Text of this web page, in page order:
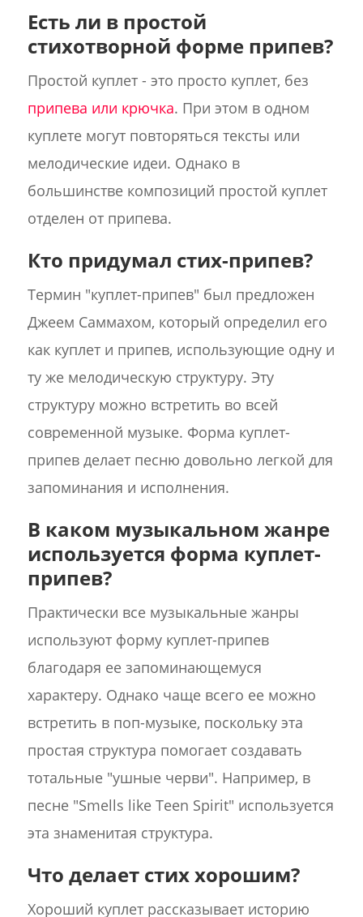
Есть ли в простой
стихотворной форме припев?
Простой куплет - это просто куплет, без
припева или крючка. При этом в одном
куплете могут повторяться тексты или
мелодические идеи. Однако в
большинстве композиций простой куплет
отделен от припева.
Кто придумал стих-припев?
Термин "куплет-припев" был предложен
Джеем Саммахом, который определил его
как куплет и припев, использующие одну и
ту же мелодическую структуру. Эту
структуру можно встретить во всей
современной музыке. Форма куплет-
припев делает песню довольно легкой для
запоминания и исполнения.
В каком музыкальном жанре
используется форма куплет-
припев?
Практически все музыкальные жанры
используют форму куплет-припев
благодаря ее запоминающемуся
характеру. Однако чаще всего ее можно
встретить в поп-музыке, поскольку эта
простая структура помогает создавать
тотальные "ушные черви". Например, в
песне "Smells like Teen Spirit" используется
эта знаменитая структура.
Что делает стих хорошим?
Хороший куплет рассказывает историю